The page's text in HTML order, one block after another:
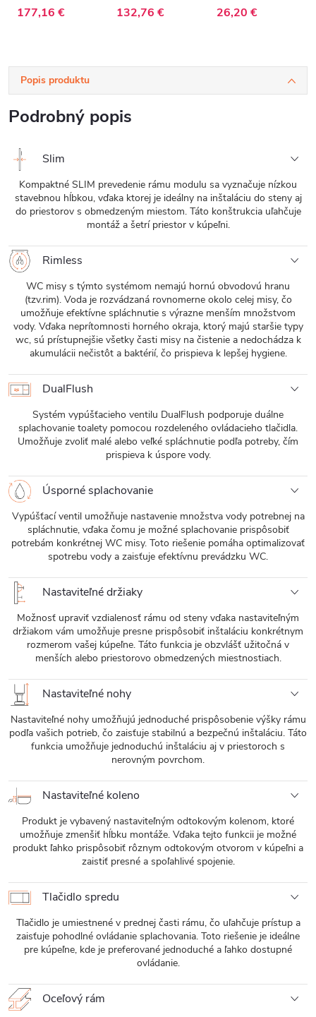
177,16 € 132,76 € 26,20 €
Popis produktu
Podrobný popis
Slim
Kompaktné SLIM prevedenie rámu modulu sa vyznačuje nízkou
stavebnou hĺbkou, vďaka ktorej je ideálny na inštaláciu do steny aj
do priestorov s obmedzeným miestom. Táto konštrukcia uľahčuje
montáž a šetrí priestor v kúpeľni.
Rimless
WC misy s týmto systémom nemajú hornú obvodovú hranu
(tzv.rim). Voda je rozvádzaná rovnomerne okolo celej misy, čo
umožňuje efektívne spláchnutie s výrazne menším množstvom
vody. Vďaka neprítomnosti horného okraja, ktorý majú staršie typy
wc, sú prístupnejšie všetky časti misy na čistenie a nedochádza k
akumulácii nečistôt a baktérií, čo prispieva k lepšej hygiene.
DualFlush
Systém vypúšťacieho ventilu DualFlush podporuje duálne
splachovanie toalety pomocou rozdeleného ovládacieho tlačidla.
Umožňuje zvoliť malé alebo veľké spláchnutie podľa potreby, čím
prispieva k úspore vody.
Úsporné splachovanie
Vypúšťací ventil umožňuje nastavenie množstva vody potrebnej na
spláchnutie, vďaka čomu je možné splachovanie prispôsobiť
potrebám konkrétnej WC misy. Toto riešenie pomáha optimalizovať
spotrebu vody a zaisťuje efektívnu prevádzku WC.
Nastaviteľné držiaky
Možnosť upraviť vzdialenosť rámu od steny vďaka nastaviteľným
držiakom vám umožňuje presne prispôsobiť inštaláciu konkrétnym
rozmerom vašej kúpeľne. Táto funkcia je obzvlášť užitočná v
menších alebo priestorovo obmedzených miestnostiach.
Nastaviteľné nohy
Nastaviteľné nohy umožňujú jednoduché prispôsobenie výšky rámu
podľa vašich potrieb, čo zaisťuje stabilnú a bezpečnú inštaláciu. Táto
funkcia umožňuje jednoduchú inštaláciu aj v priestoroch s
nerovným povrchom.
Nastaviteľné koleno
Produkt je vybavený nastaviteľným odtokovým kolenom, ktoré
umožňuje zmenšiť hĺbku montáže. Vďaka tejto funkcii je možné
produkt ľahko prispôsobiť rôznym odtokovým otvorom v kúpeľni a
zaistiť presné a spoľahlivé spojenie.
Tlačidlo spredu
Tlačidlo je umiestnené v prednej časti rámu, čo uľahčuje prístup a
zaisťuje pohodlné ovládanie splachovania. Toto riešenie je ideálne
pre kúpeľne, kde je preferované jednoduché a ľahko dostupné
ovládanie.
Oceľový rám